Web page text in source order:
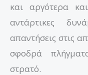
και αργότερα
αντάρτικες
απαντήσεις στις
σφοδρά
στρατό.